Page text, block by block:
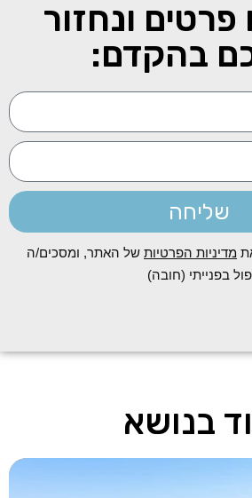
פרטים ונחזור
בהקדם:
שליחה
מדיניות הפרטיות של האתר, ומסכים/ה
בפנייתי (חובה)
בנושא